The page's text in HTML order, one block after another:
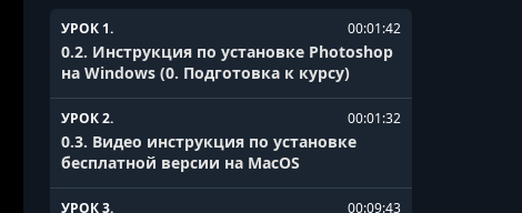
УРОК 1. 00:01:42
0.2. Инструкция по установке Photoshop
на Windows (0. Подготовка к курсу)
УРОК 2. 00:01:32
0.3. Видео инструкция по установке
бесплатной версии на MacOS
УРОК 3. 00:09:43